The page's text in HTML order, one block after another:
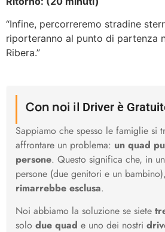
“Infine, percorreremo stradine
riporteranno al punto di partenza
Ribera.”
Con noi il Driver è
Sappiamo che spesso le famiglie si
affrontare un problema: un quad
persone. Questo significa che, in
persone (due genitori e un bambino),
rimarrebbe esclusa.
Noi abbiamo la soluzione se siete
solo due quad e uno dei nostri